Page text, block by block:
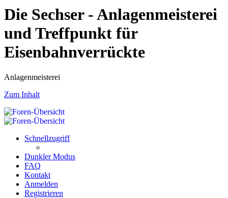
Die Sechser - Anlagenmeisterei
und Treffpunkt für
Eisenbahnverrückte
Anlagenmeisterei
Zum Inhalt
Schnellzugriff
Dunkler Modus
FAQ
Kontakt
Anmelden
Registrieren